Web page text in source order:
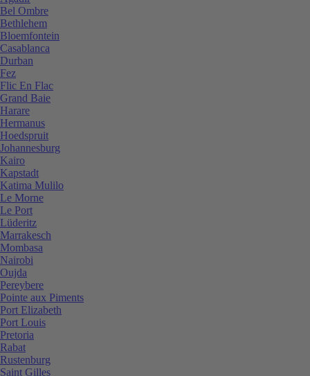
Bel Ombre
Bethlehem
Bloemfontein
Casablanca
Durban
Fez
Flic En Flac
Grand Baie
Harare
Hermanus
Hoedspruit
Johannesburg
Kairo
Kapstadt
Katima Mulilo
Le Morne
Le Port
Lüderitz
Marrakesch
Mombasa
Nairobi
Oujda
Pereybere
Pointe aux Piments
Port Elizabeth
Port Louis
Pretoria
Rabat
Rustenburg
Saint Gilles